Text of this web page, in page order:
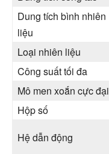
Dung tích bình nhiên
liệu
Loại nhiên liệu
Công suất tối đa
Mô men xoắn cực đại
Hộp số
Hệ dẫn động